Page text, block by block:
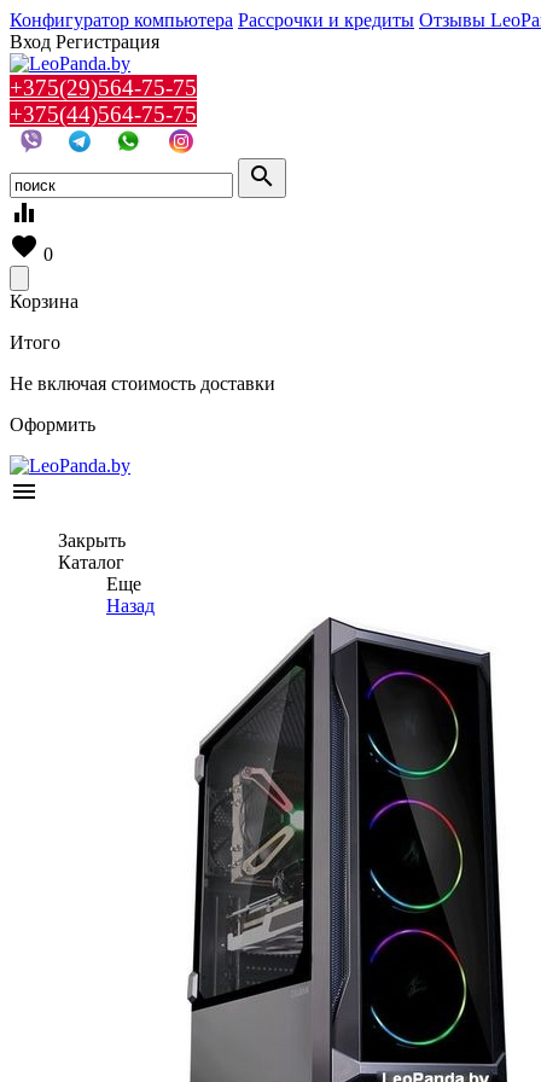
Конфигуратор компьютера Рассрочки и кредиты Отзывы
Вход Регистрация
+375(29)564-75-75
+375(44)564-75-75
search
equalizer
favorite 0
Корзина
Итого
Не включая стоимость доставки
Оформить
menu
Закрыть
Каталог
Еще
Назад